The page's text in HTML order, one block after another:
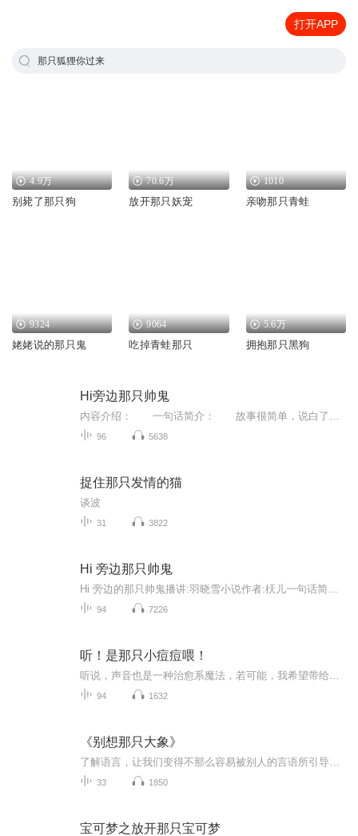
打开APP
那只狐狸你过来
4.9万
别毙了那只狗
70.6万
放开那只妖宠
1010
亲吻那只青蛙
9324
姥姥说的那只鬼
9064
吃掉青蛙那只
5.6万
拥抱那只黑狗
Hi旁边那只帅鬼
96 5638
捉住那只发情的猫
谈波
31 3822
Hi 旁边那只帅鬼
94 7226
听！是那只小痘痘喂！
94 1632
《别想那只大象》
33 1850
宝可梦之放开那只宝可梦